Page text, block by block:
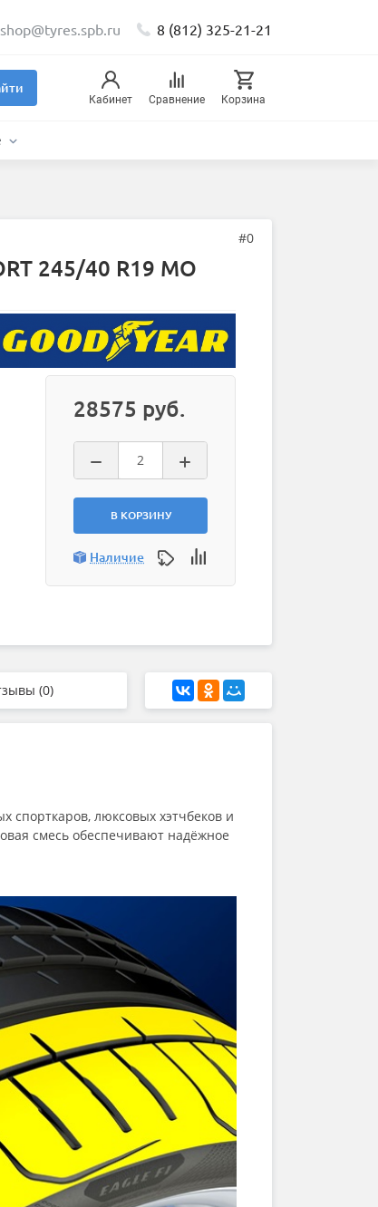
shop@tyres.spb.ru 8 (812) 325-21-21
Кабинет Сравнение Корзина
#0
245/40 R19 MO
28575 руб.
В КОРЗИНУ
Наличие
(0)
спорткаров, люксовых хэтчбеков и
смесь обеспечивают надёжное